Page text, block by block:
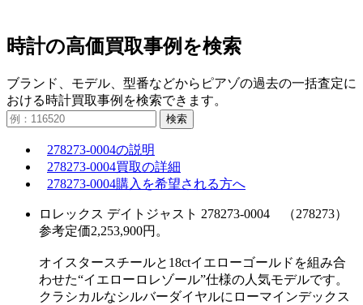
時計の高価買取事例を検索
ブランド、モデル、型番などからピアゾの過去の一括査定に
おける時計買取事例を検索できます。
検索
278273-0004の説明
278273-0004買取の詳細
278273-0004購入を希望される方へ
ロレックス デイトジャスト 278273-0004 （278273）
参考定価2,253,900円。
オイスタースチールと18ctイエローゴールドを組み合
わせた“イエローロレゾール”仕様の人気モデルです。
クラシカルなシルバーダイヤルにローマインデックス